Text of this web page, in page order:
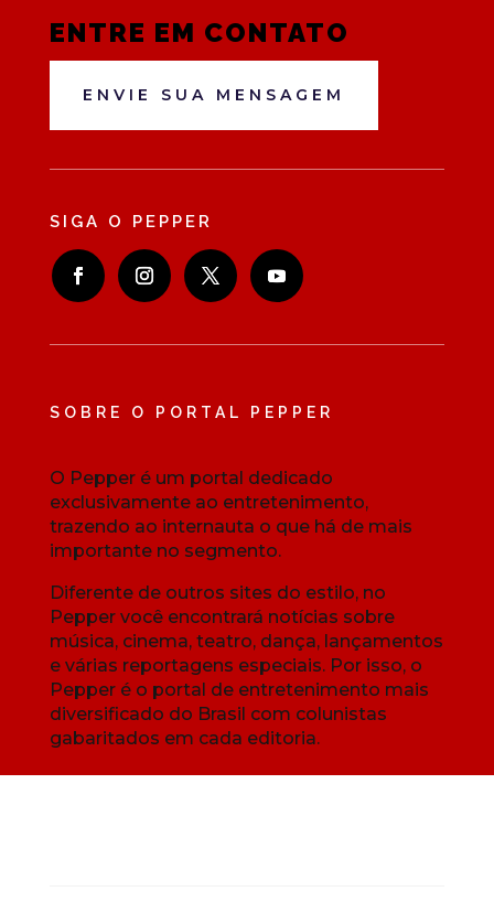
ENTRE EM CONTATO
ENVIE SUA MENSAGEM
SIGA O PEPPER
SOBRE O PORTAL PEPPER
O Pepper é um portal dedicado
exclusivamente ao entretenimento,
trazendo ao internauta o que há de mais
importante no segmento.
Diferente de outros sites do estilo, no
Pepper você encontrará notícias sobre
música, cinema, teatro, dança, lançamentos
e várias reportagens especiais. Por isso, o
Pepper é o portal de entretenimento mais
diversificado do Brasil com colunistas
gabaritados em cada editoria.